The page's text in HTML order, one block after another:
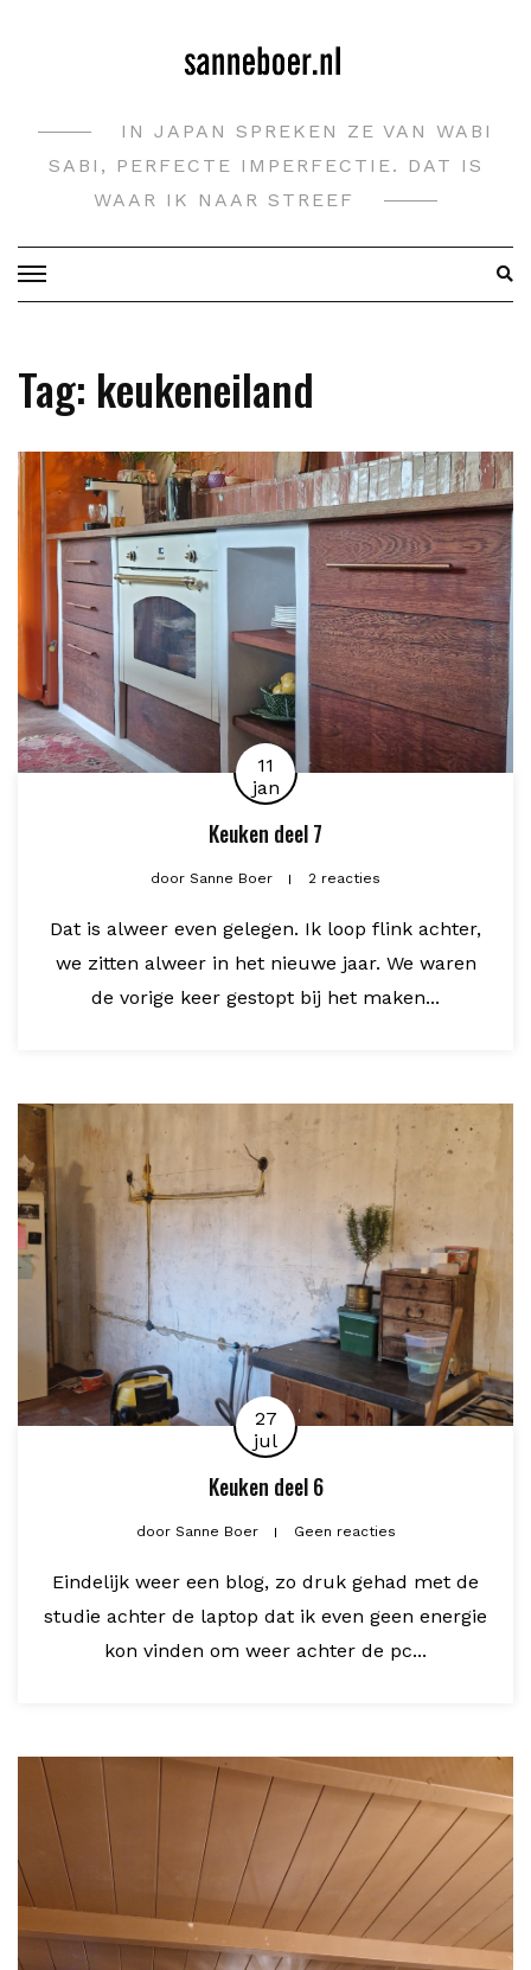
IN JAPAN SPREKEN ZE VAN WABI
SABI, PERFECTE IMPERFECTIE. DAT IS
WAAR IK NAAR STREEF
Tag: keukeneiland
11
jan
Keuken deel 7
door Sanne Boer 2 reacties
Dat is alweer even gelegen. Ik loop flink achter,
we zitten alweer in het nieuwe jaar. We waren
de vorige keer gestopt bij het maken...
27
jul
Keuken deel 6
doorSanne Boer Geen reacties
Eindelijk weer een blog, zo druk gehad met de
studie achter de laptop dat ik even geen energie
kon vinden om weer achter de pc...